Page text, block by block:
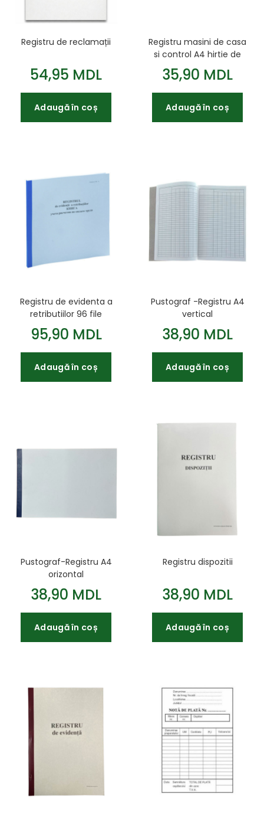
Registru de reclamații
54,95 MDL
Adaugă în coș
Registru masini de casa
si control A4 hirtie de
ofset 36 file
35,90 MDL
Adaugă în coș
Registru de evidenta a
retributiilor 96 file
formular nr.308
95,90 MDL
Adaugă în coș
Pustograf -Registru A4
vertical
38,90 MDL
Adaugă în coș
Pustograf-Registru A4
orizontal
38,90 MDL
Adaugă în coș
Registru dispozitii
38,90 MDL
Adaugă în coș